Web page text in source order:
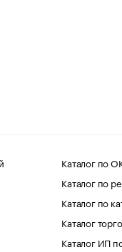
Каталог по
Каталог по
Каталог по
Каталог
Каталог ИП